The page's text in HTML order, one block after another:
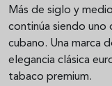
Más de siglo y
continúa siendo uno
cubano. Una marca
elegancia clásica
tabaco premium.